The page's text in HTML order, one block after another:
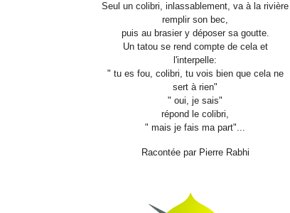
Seul un colibri, inlassablement, va à la rivière
remplir son bec,
puis au brasier y déposer sa goutte.
Un tatou se rend compte de cela et
l'interpelle:
" tu es fou, colibri, tu vois bien que cela ne
sert à rien"
" oui, je sais"
répond le colibri,
" mais je fais ma part"...
Racontée par Pierre Rabhi